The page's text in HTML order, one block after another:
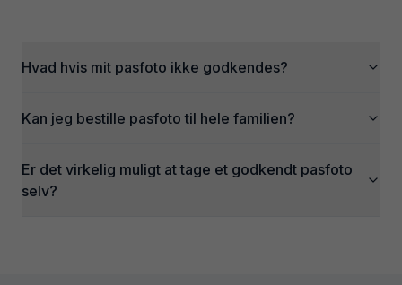
Hvad hvis mit pasfoto ikke godkendes?
Kan jeg bestille pasfoto til hele familien?
Er det virkelig muligt at tage et godkendt pasfoto
selv?